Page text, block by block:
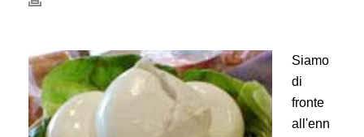
Siamo
di
fronte
all'enn